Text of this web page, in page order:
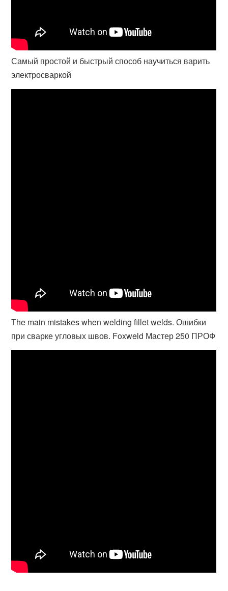
Самый простой и быстрый способ научиться варить
электросваркой
The main mistakes when welding fillet welds. Ошибки
при сварке угловых швов. Foxweld Мастер 250 ПРОФ